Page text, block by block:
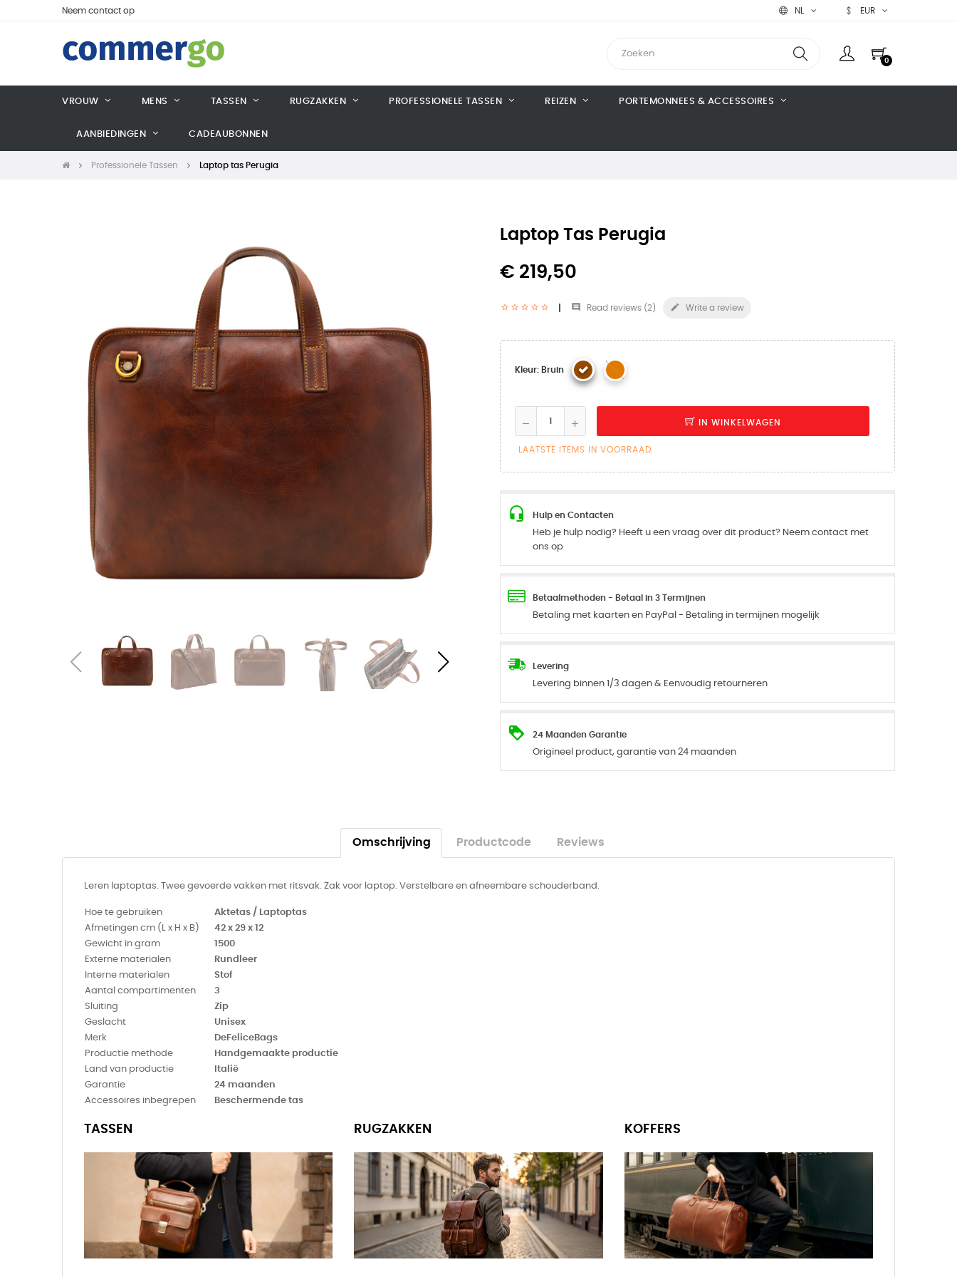
Neem contact op NL EUR
0
VROUW MENS TASSEN RUGZAKKEN PROFESSIONELE TASSEN REIZEN PORTEMONNEES & ACCESSOIRES
AANBIEDINGEN CADEAUBONNEN
Professionele Tassen Laptop tas Perugia
Laptop Tas Perugia
€ 219,50
 Read reviews (2 )  Write a review
Kleur: Bruin
IN WINKELWAGEN
LAATSTE ITEMS IN VOORRAAD
Hulp en Contacten
Heb je hulp nodig? Heeft u een vraag over dit product? Neem contact met
ons op
Betaalmethoden - Betaal in 3 Termijnen
Betaling met kaarten en PayPal - Betaling in termijnen mogelijk
Levering
Levering binnen 1/3 dagen & Eenvoudig retourneren
24 Maanden Garantie
Origineel product, garantie van 24 maanden
Omschrijving Productcode Reviews
Leren laptoptas. Twee gevoerde vakken met ritsvak. Zak voor laptop. Verstelbare en afneembare schouderband.
Hoe te gebruiken
Aktetas / Laptoptas
Afmetingen cm (L x H x B)
42 x 29 x 12
Gewicht in gram
1500
Externe materialen
Rundleer
Interne materialen
Stof
Aantal compartimenten
3
Sluiting
Zip
Geslacht
Unisex
Merk
DeFeliceBags
Productie methode
Handgemaakte productie
Land van productie
Italië
Garantie
24 maanden
Accessoires inbegrepen
Beschermende tas
TASSEN RUGZAKKEN KOFFERS